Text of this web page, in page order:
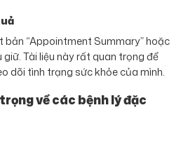
“Appointment Summary” hoặc
Tài liệu này rất quan trọng để
dõi tình trạng sức khỏe của mình.
về các bệnh lý đặc